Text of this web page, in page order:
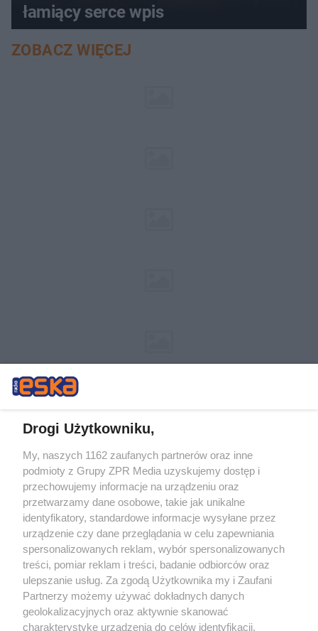
łamiący serce wpis
ZOBACZ WIĘCEJ
Żaden utwór zamieszczony w serwisie nie może być powielany i
rozpowszechniany lub dalej rozpowszechniany w jakikolwiek sposób (w
tym także elektroniczny lub mechaniczny) na jakimkolwiek polu
eksploatacji w jakiejkolwiek formie, włącznie z umieszczaniem w
Internecie bez pisemnej zgody właściciela praw. Jakiekolwiek użycie lub
wykorzystanie utworów w całości lub w części z naruszeniem prawa,
tzn. bez właściwej zgody, jest zabronione pod groźbą kary i może być
ścigane prawnie.
Drogi Użytkowniku,
My, naszych 1162 zaufanych partnerów oraz inne
podmioty z Grupy ZPR Media uzyskujemy dostęp i
przechowujemy informacje na urządzeniu oraz
przetwarzamy dane osobowe, takie jak unikalne
identyfikatory, standardowe informacje wysyłane przez
urządzenie czy dane przeglądania w celu zapewniania
spersonalizowanych reklam, wybór spersonalizowanych
treści, pomiar reklam i treści, badanie odbiorców oraz
ulepszanie usług. Za zgodą Użytkownika my i Zaufani
Partnerzy możemy używać dokładnych danych
geolokalizacyjnych oraz aktywnie skanować
charakterystykę urządzenia do celów identyfikacji.